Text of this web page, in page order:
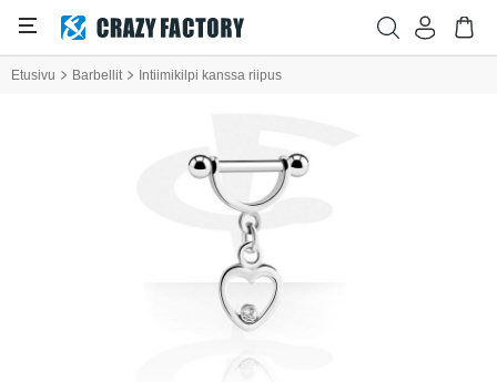
Etusivu Barbellit Intiimikilpi kanssa riipus